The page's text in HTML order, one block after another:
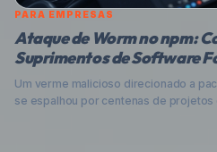
PARA EMPRESAS
Ataque de Worm no npm:
Suprimentos de Software
Um verme malicioso direcionado a
se espalhou por centenas de